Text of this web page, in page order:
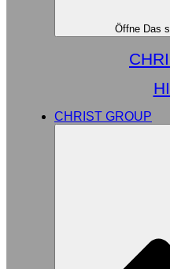
Öffne Das
CHRIST GROUP